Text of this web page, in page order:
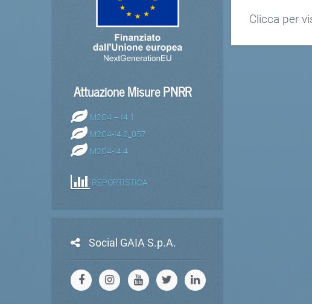
Clicca per
Attuazione Misure PNRR
M2C4 – I4.1
M2C4-I4.2_057
M2C4-I4.4
REPORTISTICA
Social GAIA S.p.A.